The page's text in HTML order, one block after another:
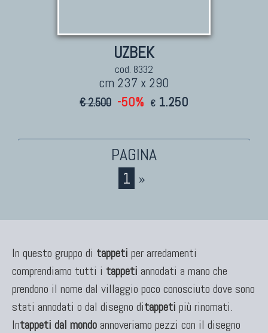
TAPPETI CAUCASICI
Tappeti Caucasici Antichi: Karabagh
Tappeti Caucasici Antichi : Shirvan
Tappeti Caucasici Vecchi E Nuovi
Tappeti Anatolici Antichi
Tappeti Cinesi Antichi
Tappeti Turcomanni Antichi
Tappeti Agra Antichi E Antica Asia
UZBEK
cod. 8332
cm 237 x 290
€ 2.500 -50% € 1.250
1 »
In questo gruppo di tappeti per arredamenti
comprendiamo tutti i tappeti annodati a mano che
prendono il nome dal villaggio poco conosciuto dove sono
stati annodati o dal disegno ditappeti più rinomati.
Intappeti dal mondo annoveriamo pezzi con il disegno